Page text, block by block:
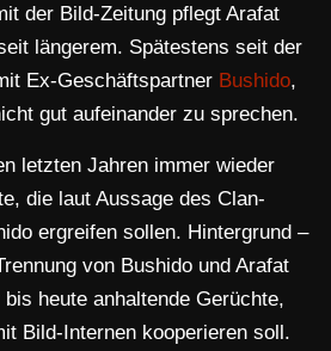
der Bild-Zeitung pflegt Arafat
längerem. Spätestens seit der
Ex-Geschäftspartner Bushido,
gut aufeinander zu sprechen.
letzten Jahren immer wieder
die laut Aussage des Clan-
ergreifen sollen. Hintergrund –
von Bushido und Arafat
heute anhaltende Gerüchte,
Bild-Internen kooperieren soll.